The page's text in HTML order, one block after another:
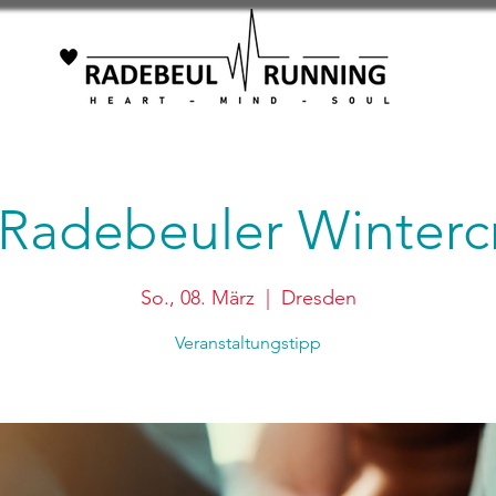
So., 08. März
  |
Dresden
Veranstaltungstipp